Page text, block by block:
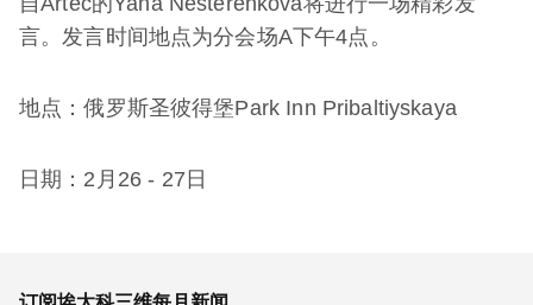
言。发言时间地点为分会场A下午4点。
地点：俄罗斯圣彼得堡Park Inn Pribaltiyskaya
日期：2月26 - 27日